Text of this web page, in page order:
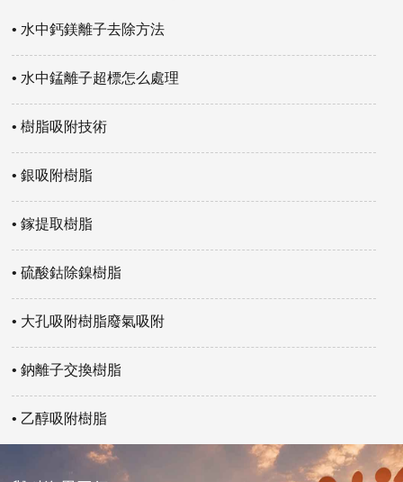
• 水中鈣鎂離子去除方法
• 水中錳離子超標怎么處理
• 樹脂吸附技術
• 銀吸附樹脂
• 鎵提取樹脂
• 硫酸鈷除鎳樹脂
• 大孔吸附樹脂廢氣吸附
• 鈉離子交換樹脂
• 乙醇吸附樹脂